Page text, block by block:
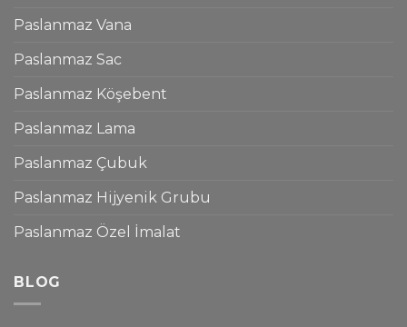
Paslanmaz Vana
Paslanmaz Sac
Paslanmaz Köşebent
Paslanmaz Lama
Paslanmaz Çubuk
Paslanmaz Hijyenik Grubu
Paslanmaz Özel İmalat
BLOG